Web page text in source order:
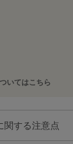
いてはこちら
関する注意点